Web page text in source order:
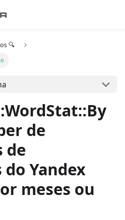
🔍
de
de
Yandex
meses ou